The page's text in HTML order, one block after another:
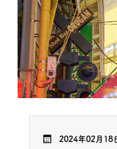
2024年02月18